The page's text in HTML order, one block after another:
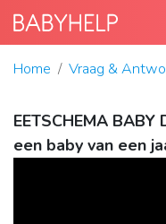
Home Vraag &
EETSCHEMA
een baby van een